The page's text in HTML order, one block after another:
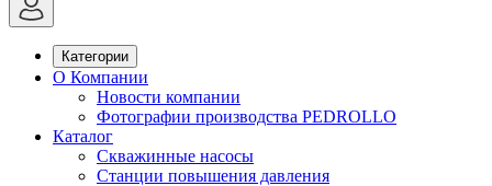
Категории
О Компании
Новости компании
Фотографии производства PEDROLLO
Каталог
Скважинные насосы
Станции повышения давления